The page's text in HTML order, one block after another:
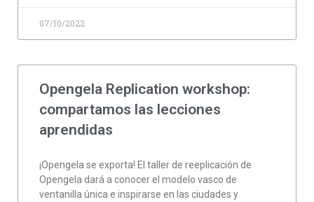
07/10/2022
Opengela Replication workshop:
compartamos las lecciones
aprendidas
¡Opengela se exporta! El taller de reeplicación de
Opengela dará a conocer el modelo vasco de
ventanilla única e inspirarse en las ciudades y